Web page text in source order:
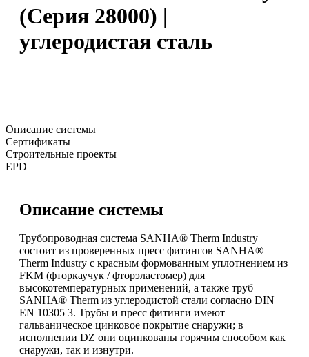
(Серия 28000) |
углеродистая сталь
Описание системы
Сертификаты
Строительные проекты
EPD
Описание системы
Трубопроводная система SANHA® Therm Industry
состоит из проверенных пресс фитингов SANHA®
Therm Industry с красным формованным уплотнением из
FKM (фторкаучук / фторэластомер) для
высокотемпературных применений, а также труб
SANHA® Therm из углеродистой стали согласно DIN
EN 10305 3. Трубы и пресс фитинги имеют
гальваническое цинковое покрытие снаружи; в
исполнении DZ они оцинкованы горячим способом как
снаружи, так и изнутри.